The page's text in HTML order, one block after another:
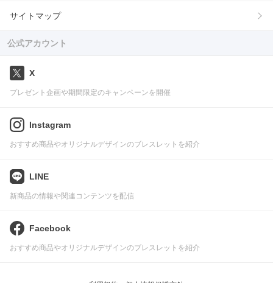
サイトマップ
公式アカウント
X
プレゼント企画や期間限定のキャンペーンを開催
Instagram
おすすめ商品やオリジナルデザインのブレスレットを紹介
LINE
新商品の情報や関連コンテンツを配信
Facebook
おすすめ商品やオリジナルデザインのブレスレットを紹介